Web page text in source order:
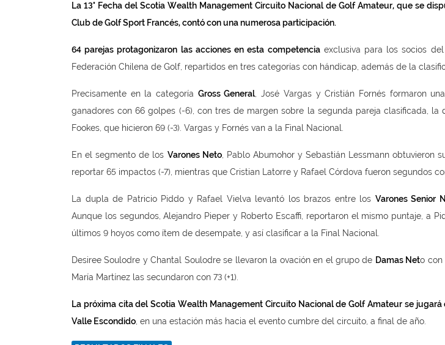
La 13° Fecha del Scotia Wealth Management Circuito Nacional de Golf Amateur, que se
Club de Golf Sport Francés, contó con una numerosa participación.
64 parejas protagonizaron las acciones en esta competenciaexclusiva para los socios
Federación Chilena de Golf, repartidos en tres categorías con hándicap, además de la
Precisamente en la categoría Gross General, José Vargas y Cristián Fornés formaron
ganadores con 66 golpes (-6), con tres de margen sobre la segunda pareja clasificada, la
Fookes, que hicieron 69 (-3). Vargas y Fornés van a la Final Nacional.
En el segmento de los Varones Neto, Pablo Abumohor y Sebastián Lessmann obtuvieron
reportar 65 impactos (-7), mientras que Cristian Latorre y Rafael Córdova fueron segundos
La dupla de Patricio Piddo y Rafael Vielva levantó los brazos entre los Varones Senior
Aunque los segundos, Alejandro Pieper y Roberto Escaffi, reportaron el mismo puntaje, a
últimos 9 hoyos como ítem de desempate, y así clasificar a la Final Nacional.
Desiree Soulodre y Chantal Soulodre se llevaron la ovación en el grupo de Damas Neto con
María Martínez las secundaron con 73 (+1).
La próxima cita del Scotia Wealth Management Circuito Nacional de Golf Amateur se
Valle Escondido, en una estación más hacia el evento cumbre del circuito, a final de año.